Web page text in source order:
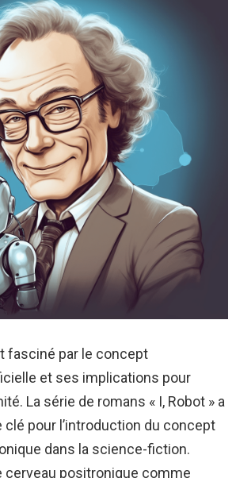
fasciné par le concept
et ses implications pour
La série de romans « I, Robot » a
pour l’introduction du concept
dans la science-fiction.
cerveau positronique comme